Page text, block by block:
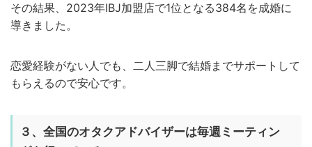
その結果、2023年IBJ加盟店で1位となる384名を成婚に
導きました。
恋愛経験がない人でも、二人三脚で結婚までサポートして
もらえるので安心です。
３、全国のオタクアドバイザーは毎週ミーティン